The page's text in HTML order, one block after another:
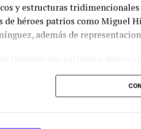
y estructuras
de héroes patrios como Miguel
además de
tales como la Avenida
Zaragoza, el bulevar Héroes 5
de estas estructuras busca
locales y nacionales durante